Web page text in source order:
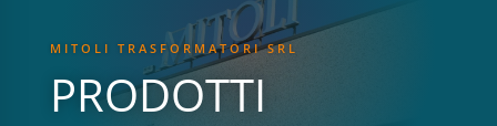
MITOLI TRASFORMATORI SRL
PRODOTTI